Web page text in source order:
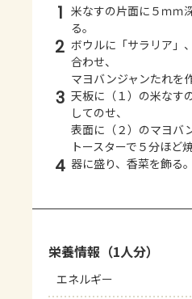
1 米なすの片面に５ｍｍ
る。
2 ボウルに「サラリア」
合わせ、
マヨバンジャンたれを
3 天板に（１）の米なす
してのせ、
表面に（２）のマヨバ
トースターで５分ほど焼
4 器に盛り、香菜を飾る。
栄養情報（1人分）
エネルギー